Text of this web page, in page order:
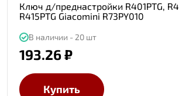
Ключ д/преднастройки R401PTG,
R415PTG Giacomini R73PY010
В наличии - 20 шт
193.26 ₽
Купить